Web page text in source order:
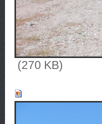
(270 KB)